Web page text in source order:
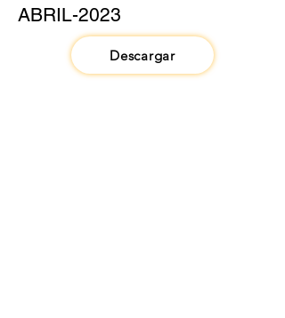
ABRIL-2023
Descargar